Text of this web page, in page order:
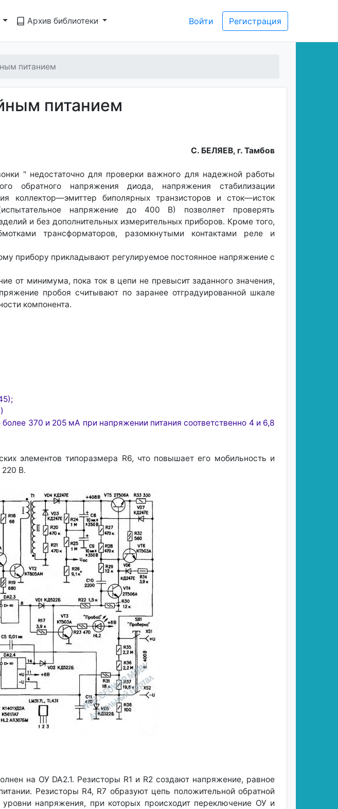
Архив библиотеки Войти Регистрация
питанием
питанием
С. БЕЛЯЕВ, г. Тамбов
" недостаточно для проверки важного для надежной работы
обратного напряжения диода, напряжения стабилизации
коллектор—эмиттер биполярных транзисторов и сток—исток
напряжение до 400 В) позволяет проверять
и без дополнительных измерительных приборов. Кроме того,
трансформаторов, разомкнутыми контактами реле и
прибору прикладывают регулируемое постоянное напряжение с
от минимума, пока ток в цепи не превысит заданного значения,
пробоя считывают по заранее отградуированной шкале
компонента.
370 и 205 мА при напряжении питания соответственно 4 и 6,8
элементов типоразмера R6, что повышает его мобильность и
220 В.
на ОУ DA2.1. Резисторы R1 и R2 создают напряжение, равное
Резисторы R4, R7 образуют цепь положительной обратной
напряжения, при которых происходит переключение ОУ и